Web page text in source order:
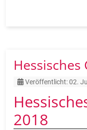
Hessisches
Details
Veröffentlicht: 02.
2018